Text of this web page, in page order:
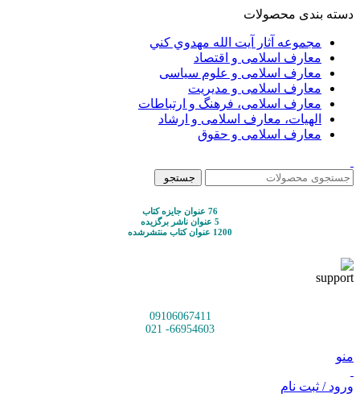
دسته بندی محصولات
مجموعه آثار آيت الله مهدوي كني
معارف اسلامی و اقتصاد
معارف اسلامی و علوم سیاسی
معارف اسلامی و مدیریت
معارف اسلامی، فرهنگ و ارتباطات
الهیات، معارف اسلامی و ارشاد
معارف اسلامی و حقوق
جستجو
76 عنوان جایزه کتاب
5 عنوان ناشر برگزیده
1200 عنوان کتاب منتشرشده
09106067411
66954603- 021
منو
ورود / ثبت نام